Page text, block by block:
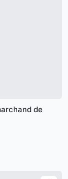
de